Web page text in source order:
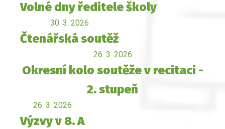
Volné dny ředitele školy
30. 3. 2026
Čtenářská soutěž
26. 3. 2026
Okresní kolo soutěže v recitaci -
2. stupeň
26. 3. 2026
Výzvy v 8. A